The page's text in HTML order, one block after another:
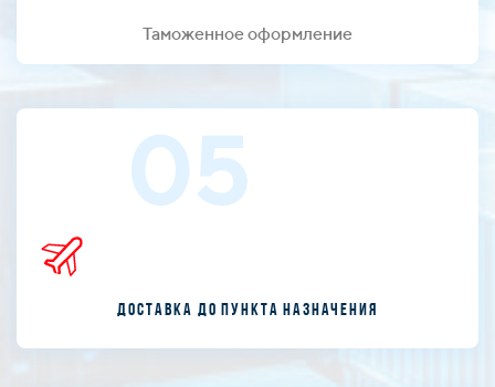
Таможенное оформление
05
Доставка до пункта назначения